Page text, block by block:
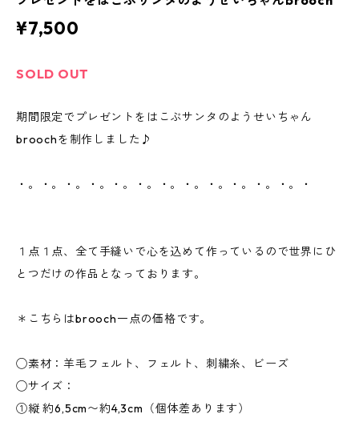
¥7,500
SOLD OUT
期間限定でプレゼントをはこぶサンタのようせいちゃん
broochを制作しました♪
・。・。・。・。・。・。・。・。・。・。・。・。・
１点１点、全て手縫いで心を込めて作っているので世界にひ
とつだけの作品となっております。
＊こちらはbrooch一点の価格です。
◯素材：羊毛フェルト、フェルト、刺繍糸、ビーズ
◯サイズ：
①縦 約6,5cm〜約4,3cm（個体差あります）